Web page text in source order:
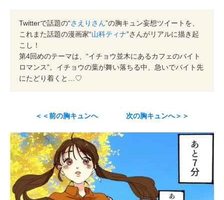
Twitterで話題の“さえりさん”の胸キュン妄想ツイートを、
これまた話題の漫画家“山科ティナ”さんがリアルに描き起
こし！
第4回めのテーマは、“イチョウ並木にあるカフェのバイト
ロマンス”。イチョウの葉が舞い落ちる中、急いでバイト先
にたどり着くと…♡
＜＜前の胸キュンへ 次の胸キュンへ＞＞